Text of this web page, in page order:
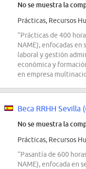
No se muestra la
Prácticas, Recursos
“Prácticas de 400
NAME), enfocadas
laboral y gestión
económica y
en empresa
Beca RRHH Sevilla
No se muestra la
Prácticas, Recursos
“Pasantía de 600
NAME), enfocada en